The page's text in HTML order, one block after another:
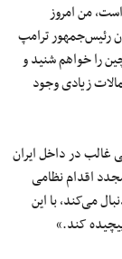
من امروز
رئیس‌جمهور ترامپ
را خواهم شنید و
زیادی وجود
غالب در داخل ایران
اقدام نظامی
می‌کند، با این
کند.»